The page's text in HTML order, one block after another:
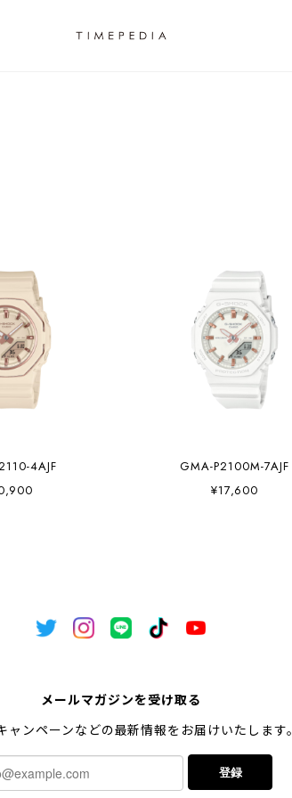
4AJF
GMA-P2100M-7AJF
¥17,600
メールマガジンを受け取る
ャンペーンなどの最新情報をお届けいたします。
登録